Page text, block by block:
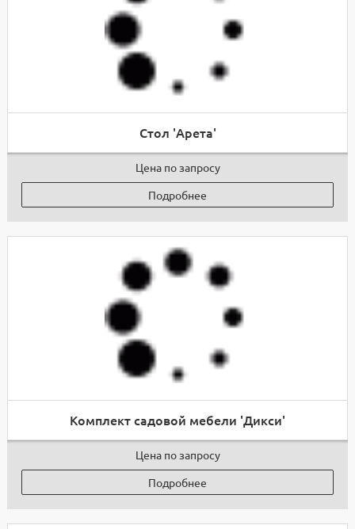
Стол 'Арета'
Цена по запросу
Подробнее
Комплект садовой мебели 'Дикси'
Цена по запросу
Подробнее